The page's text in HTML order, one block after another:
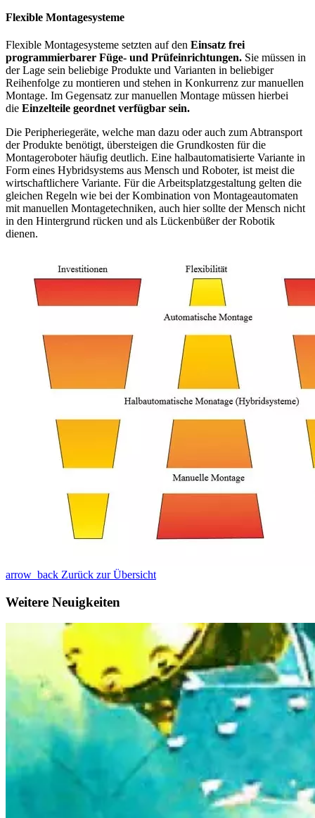
Flexible Montagesysteme
Flexible Montagesysteme setzten auf den Einsatz frei
programmierbarer Füge- und Prüfeinrichtungen. Sie müssen in
der Lage sein beliebige Produkte und Varianten in beliebiger
Reihenfolge zu montieren und stehen in Konkurrenz zur manuellen
Montage. Im Gegensatz zur manuellen Montage müssen hierbei
die Einzelteile geordnet verfügbar sein.
Die Peripheriegeräte, welche man dazu oder auch zum Abtransport
der Produkte benötigt, übersteigen die Grundkosten für die
Montageroboter häufig deutlich. Eine halbautomatisierte Variante in
Form eines Hybridsystems aus Mensch und Roboter, ist meist die
wirtschaftlichere Variante. Für die Arbeitsplatzgestaltung gelten die
gleichen Regeln wie bei der Kombination von Montageautomaten
mit manuellen Montagetechniken, auch hier sollte der Mensch nicht
in den Hintergrund rücken und als Lückenbüßer der Robotik
dienen.
arrow_back Zurück zur Übersicht
Weitere Neuigkeiten